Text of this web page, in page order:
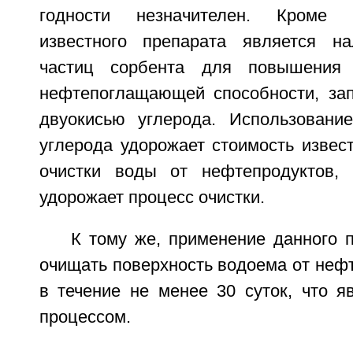
годности незначителен. Кроме
известного препарата является
частиц сорбента для
нефтепоглащающей способности,
двуокисью углерода.
углерода удорожает стоимость
очистки воды от нефтепродуктов,
удорожает процесс очистки.
К тому же, применение данного
очищать поверхность водоема от
в течение не менее 30 суток, что
процессом.